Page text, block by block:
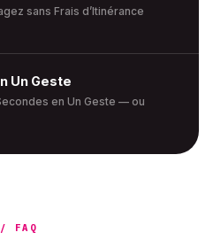
sans Frais d’Itinérance
Un Geste
en Un Geste — ou
FAQ